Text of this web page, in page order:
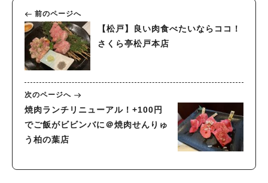
前のページへ
【松戸】良い肉食べたいならココ！
さくら亭松戸本店
次のページへ
焼肉ランチリニューアル！+100円
でご飯がビビンバに＠焼肉せんりゅ
う柏の葉店